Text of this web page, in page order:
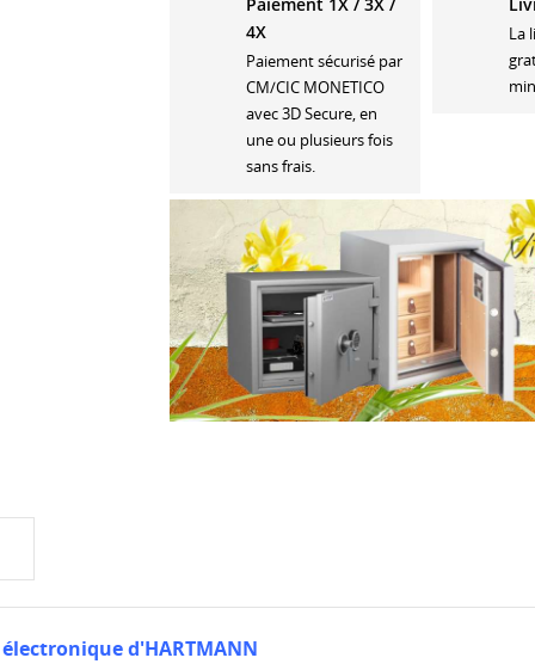
4X
Paiement sécurisé par
CM/CIC MONETICO
avec 3D Secure, en
une ou plusieurs fois
sans frais.
La
d'HARTMANN